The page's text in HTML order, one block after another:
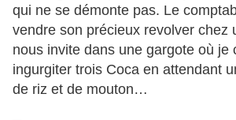
qui ne se démonte pas. Le
vendre son précieux revolver chez
nous invite dans une gargote où je
ingurgiter trois Coca en attendant
de riz et de mouton…